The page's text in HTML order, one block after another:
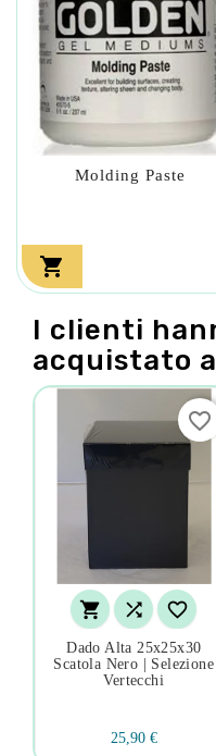
Molding Paste

I clienti
acquistato
  
Dado Alta 25x25x30
Scatola Nero | Selezione
Vertecchi
25,90 €
favorite_border